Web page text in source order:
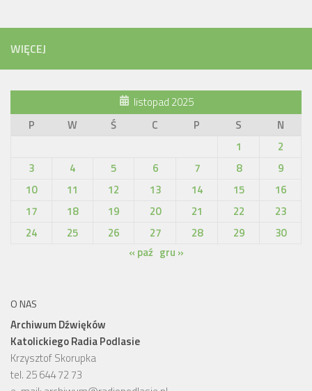
WIĘCEJ
listopad 2025
P
W Ś C P S
N
1
2
3
4 5 6 7 8
9
10
11 12 13 14 15
16
17
18 19 20 21 22
23
24
25 26 27 28 29
30
« paź gru »
O NAS
Archiwum Dźwięków
Katolickiego Radia Podlasie
Krzysztof Skorupka
tel. 25 644 72 73